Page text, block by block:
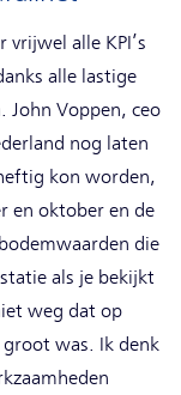
alle KPI’s
alle lastige
John Voppen, ceo
nog laten
kon worden,
en oktober en de
die
als je bekijkt
weg dat op
was. Ik denk